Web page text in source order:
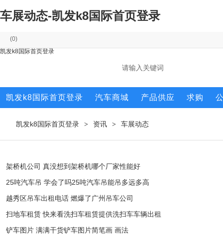
车展动态-凯发k8国际首页登录
(0)
凯发k8国际首页登录
凯发k8国际首页登录 汽车商城 产品供应 求购
凯发k8国际首页登录 > 资讯 > 车展动态
架桥机公司 真没想到架桥机哪个厂家性能好
25吨汽车吊 学会了吗25吨汽车吊能吊多远多高
越秀区吊车出租电话 燃爆了广州吊车公司
扫地车租赁 快来看洗扫车租赁提供洗扫车车辆出租
铲车图片 满满干货铲车图片简笔画 画法